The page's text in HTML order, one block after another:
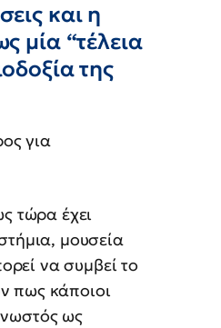
και η
μία “τέλεια
της
για
τώρα έχει
μουσεία
να συμβεί το
πως κάποιοι
ως